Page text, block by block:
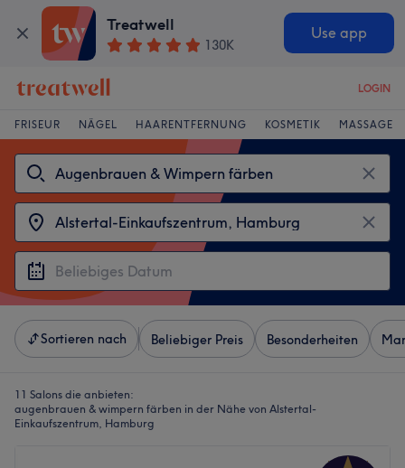
Treatwell
130K
Use app
LOGIN
FRISEUR NÄGEL HAARENTFERNUNG KOSMETIK MASSAGE
Sortieren nach Beliebiger Preis Besonderheiten
11 Salons die anbieten:
augenbrauen & wimpern färben in der Nähe von Alstertal-
Einkaufszentrum, Hamburg